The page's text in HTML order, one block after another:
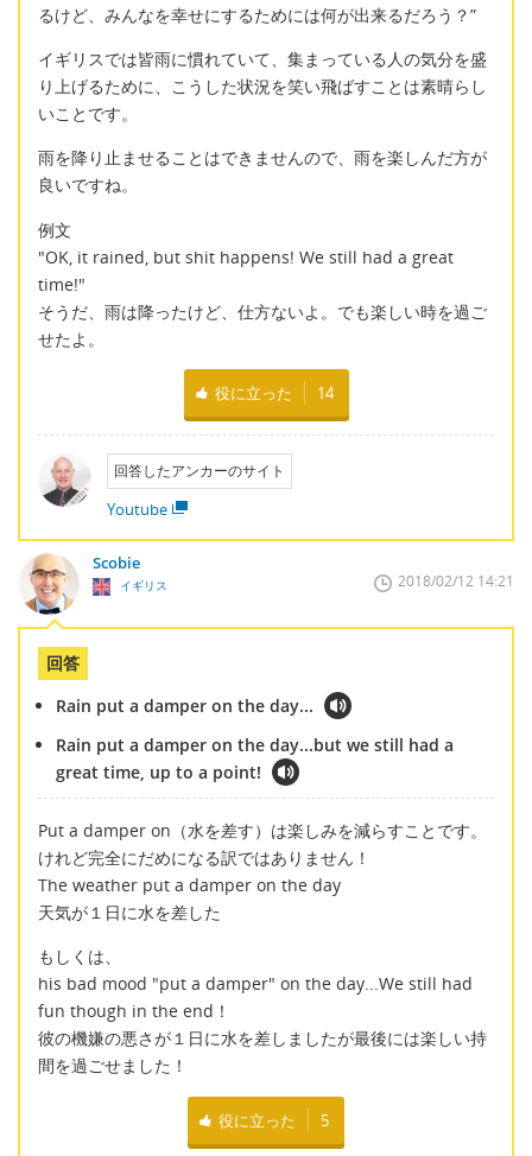
るけど、みんなを幸せにするためには何が出来るだろう？”
イギリスでは皆雨に慣れていて、集まっている人の気分を盛
り上げるために、こうした状況を笑い飛ばすことは素晴らし
いことです。
雨を降り止ませることはできませんので、雨を楽しんだ方が
良いですね。
例文
"OK, it rained, but shit happens! We still had a great
time!"
そうだ、雨は降ったけど、仕方ないよ。でも楽しい時を過ご
せたよ。
役に立った 14
回答したアンカーのサイト
Youtube
Scobie
イギリス 2018/02/12 14:21
回答
Rain put a damper on the day...
Rain put a damper on the day...but we still had a
great time, up to a point!
Put a damper on（水を差す）は楽しみを減らすことです。
けれど完全にだめになる訳ではありません！
The weather put a damper on the day
天気が１日に水を差した
もしくは、
his bad mood "put a damper" on the day...We still had
fun though in the end！
彼の機嫌の悪さが１日に水を差しましたが最後には楽しい持
間を過ごせました！
役に立った 5